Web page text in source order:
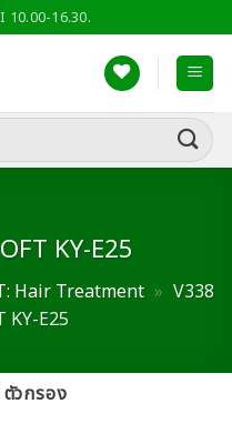
10.00-16.30.
KY-E25
Hair Treatment » V338
KY-E25
วกรอง